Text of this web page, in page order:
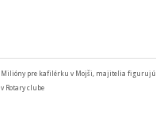
Milióny pre kafilérku v Mojši, majitelia figurujú
v Rotary clube